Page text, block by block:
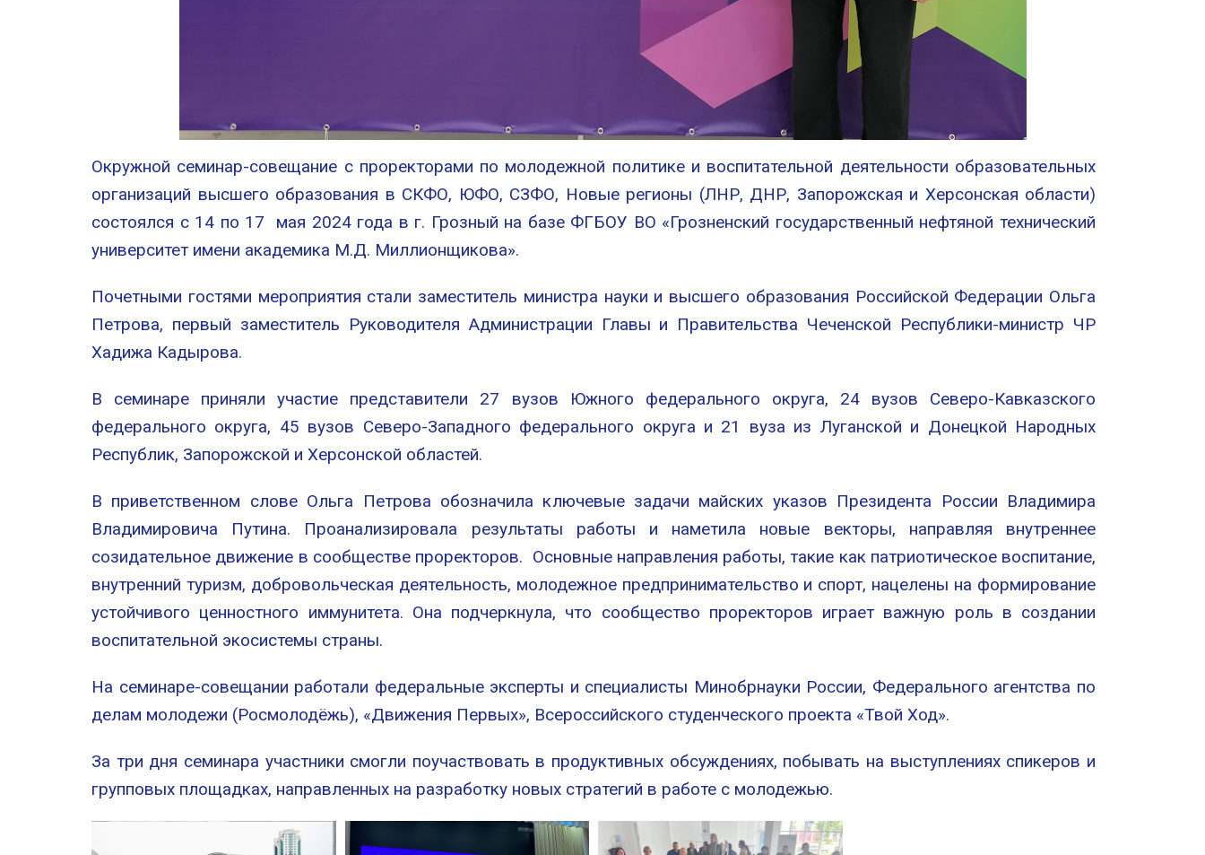
Окружной семинар-совещание с проректорами по молодежной политике и воспитательной деятельности образовательных
организаций высшего образования в СКФО, ЮФО, СЗФО, Новые регионы (ЛНР, ДНР, Запорожская и Херсонская области)
состоялся с 14 по 17 мая 2024 года в г. Грозный на базе ФГБОУ ВО «Грозненский государственный нефтяной технический
университет имени академика М.Д. Миллионщикова».
Почетными гостями мероприятия стали заместитель министра науки и высшего образования Российской Федерации Ольга
Петрова, первый заместитель Руководителя Администрации Главы и Правительства Чеченской Республики-министр ЧР
Хадижа Кадырова.
В семинаре приняли участие представители 27 вузов Южного федерального округа, 24 вузов Северо-Кавказского
федерального округа, 45 вузов Северо-Западного федерального округа и 21 вуза из Луганской и Донецкой Народных
Республик, Запорожской и Херсонской областей.
В приветственном слове Ольга Петрова обозначила ключевые задачи майских указов Президента России Владимира
Владимировича Путина. Проанализировала результаты работы и наметила новые векторы, направляя внутреннее
созидательное движение в сообществе проректоров. Основные направления работы, такие как патриотическое воспитание,
внутренний туризм, добровольческая деятельность, молодежное предпринимательство и спорт, нацелены на формирование
устойчивого ценностного иммунитета. Она подчеркнула, что сообщество проректоров играет важную роль в создании
воспитательной экосистемы страны.
На семинаре-совещании работали федеральные эксперты и специалисты Минобрнауки России, Федерального агентства по
делам молодежи (Росмолодёжь), «Движения Первых», Всероссийского студенческого проекта «Твой Ход».
За три дня семинара участники смогли поучаствовать в продуктивных обсуждениях, побывать на выступлениях спикеров и
групповых площадках, направленных на разработку новых стратегий в работе с молодежью.